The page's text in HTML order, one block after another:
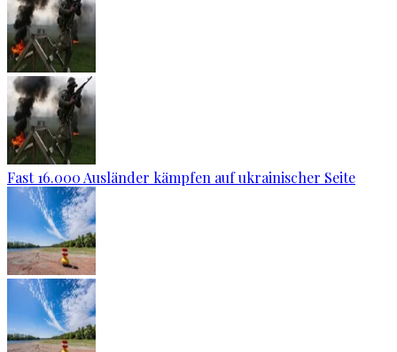
Fast 16.000 Ausländer kämpfen auf ukrainischer Seite